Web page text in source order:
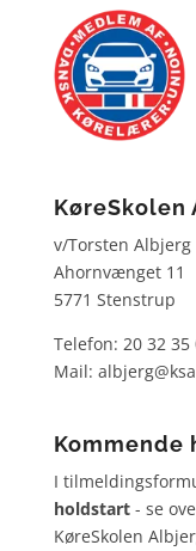
KøreSkolen
v/Torsten Albjerg
Ahornvænget 11
5771 Stenstrup
Telefon: 20 32 35
Mail:
Kommende
I
holdstart- se
KøreSkolen